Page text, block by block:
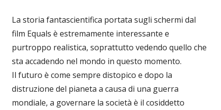
La storia fantascientifica portata sugli schermi dal
film Equals è estremamente interessante e
purtroppo realistica, soprattutto vedendo quello che
sta accadendo nel mondo in questo momento.
Il futuro è come sempre distopico e dopo la
distruzione del pianeta a causa di una guerra
mondiale, a governare la società è il cosiddetto